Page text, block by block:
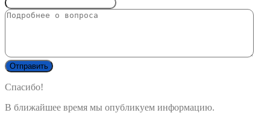
Спасибо!
В ближайшее время мы опубликуем информацию.